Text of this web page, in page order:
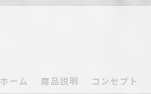
ホーム 商品説明 コンセプト